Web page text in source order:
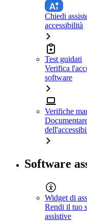
Chiedi
accessibilità
Test guidati
Verifica
software
Verifiche
Software
Widget di
Rendi il tuo
assistive